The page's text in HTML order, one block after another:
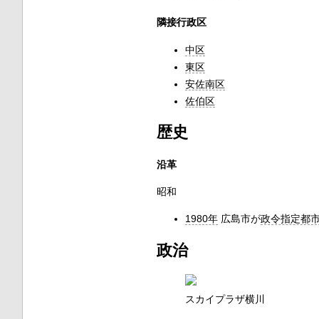
隣接行政区
中区
東区
安佐南区
佐伯区
歴史
沿革
昭和
1980年広島市が政令指定都
政治
スカイプラザ横川